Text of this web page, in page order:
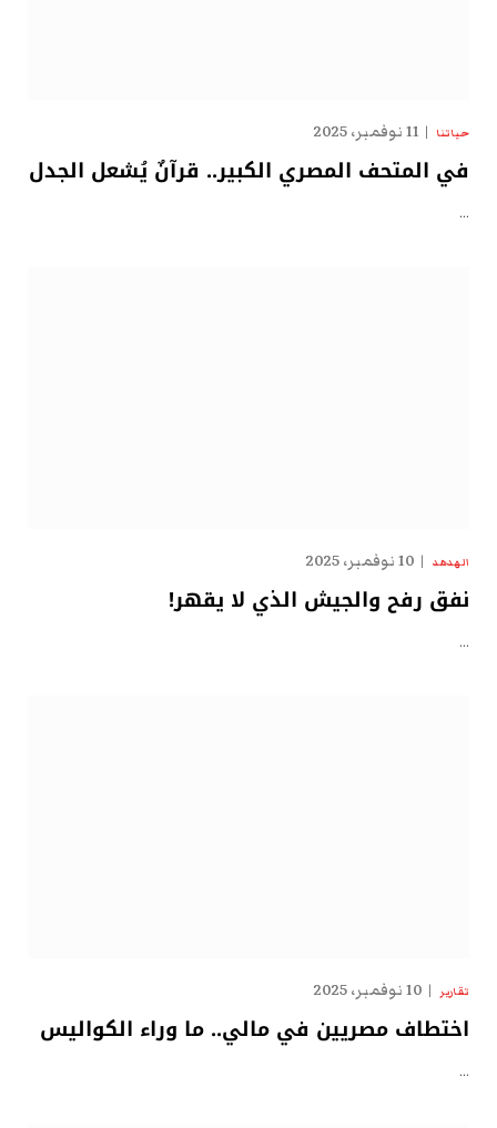
حياتنا 11 نوفمبر، 2025
في المتحف المصري الكبير.. قرآنٌ يُشعل الجدل
…
الهدهد 10 نوفمبر، 2025
نفق رفح والجيش الذي لا يقهر!
…
تقارير 10 نوفمبر، 2025
اختطاف مصريين في مالي.. ما وراء الكواليس
…